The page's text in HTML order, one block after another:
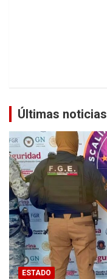
Últimas noticias
ESTADO